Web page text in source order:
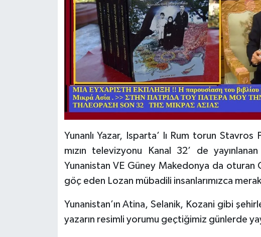
Yunanlı Yazar, Isparta’ lı Rum torun
mızın televizyonu Kanal 32’ de
Yunanistan VE Güney Makedonya da oturan
göç eden Lozan mübadili insanlarımızca
Yunanistan’ın Atina, Selanik, Kozani gibi
yazarın resimli yorumu geçtiğimiz günlerde
Tarihi Yapılarımız